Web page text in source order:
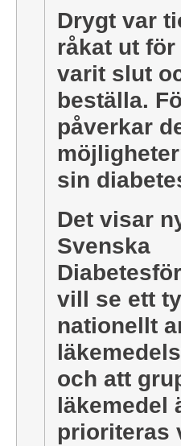
Drygt var
råkat ut
varit slut
beställa.
påverkar
sin
Det visar
Svenska
vill se ett
nationellt
och att
läkemedel
prioriteras